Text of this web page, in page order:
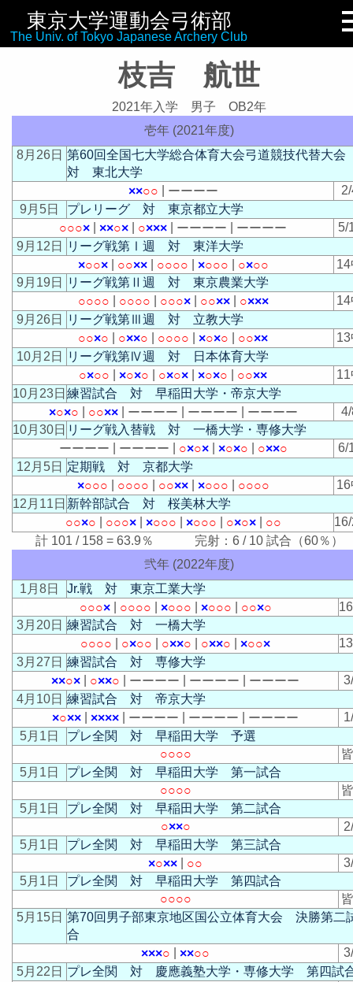
東京大学運動会弓術部
The Univ. of Tokyo Japanese Archery Club
リンク集
枝吉 航世
2021年入学 男子 OB2年
壱年 (2021年度)
8月26日 第60回全国七大学総合体育大会弓道競技代替大
対 東北大学
××○○ ーーーー
9月5日
プレリーグ 対 東京都立大学
○○○× ××○× ○××× ーーーー ーーーー
5/
9月12日
リーグ戦第Ⅰ週 対 東洋大学
×○○×| ○○××| ○○○○ ×○○○ ○×○○
9月19日
リーグ戦第Ⅱ週 対 東京農業大学
○○○○ ○○○○ ○○○×| ○○××| ○×××
9月26日
リーグ戦第Ⅲ週 対 立教大学
○○×○ ○××○ ○○○○ ×○×○ ○○××
10月2日
リーグ戦第Ⅳ週 対 日本体育大学
○×○○ ×○×○ ○×○× ×○×○ ○○××
10月23日 練習試合 対 早稲田大学・帝京大学
×○×○ ○○××| ーーーー ーーーー ーーーー
10月30日 リーグ戦入替戦 対 一橋大学・専修大学
ーーーー ーーーー ○×○×| ×○×○ ○××○
6/
12月5日 定期戦 対 京都大学
×○○○ ○○○○ ○○××| ×○○○ ○○○○
12月11日 新幹部試合 対 桜美林大学
○○×○ ○○○×| ×○○○ ×○○○ ○×○×| ○○
計 101 / 158 = 63.9％ 完射：6 / 10 試合（60％）
弐年 (2022年度)
1月8日
Jr.戦 対 東京工業大学
○○○×| ○○○○ ×○○○ ×○○○ ○○×○
3月20日 練習試合 対 一橋大学
○○○○ ○×○○ ○××○ ○××○ ×○○×
3月27日 練習試合 対 専修大学
××○× ○××○ ーーーー ーーーー ーーーー
4月10日 練習試合 対 帝京大学
×○×× ×××× ーーーー ーーーー ーーーー
5月1日
プレ全関 対 早稲田大学 予選
○○○○
5月1日
プレ全関 対 早稲田大学 第一試合
○○○○
5月1日
プレ全関 対 早稲田大学 第二試合
○××○
5月1日
プレ全関 対 早稲田大学 第三試合
×○×× ○○
5月1日
プレ全関 対 早稲田大学 第四試合
○○○○
5月15日 第70回男子部東京地区国公立体育大会 決勝第二
合
×××○ ××○○
5月22日 プレ全関 対 慶應義塾大学・専修大学 第四試